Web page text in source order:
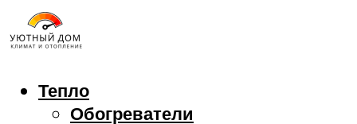
Тепло
Обогреватели